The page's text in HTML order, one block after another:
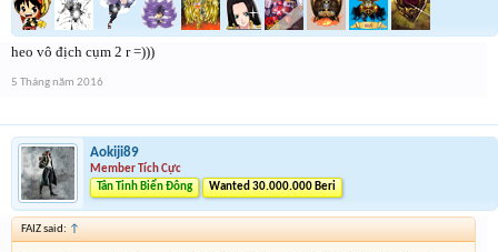
heo vô địch cụm 2 r =)))
5 Tháng năm 2016
Aokiji89
Member Tích Cực
Tân Tinh Biển Đông
Wanted 30.000.000 Beri
FAIZ said: ↑